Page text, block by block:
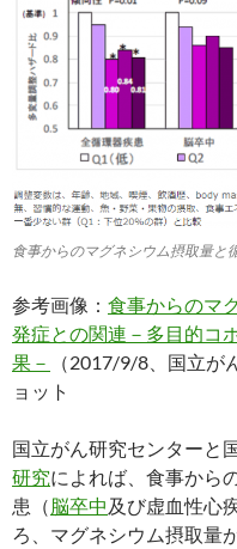
食事からのマグネシウム摂取量と
参考画像： 食事からのマ
発症との関連－多目的コ
果－
（2017/9/8、国立が
ョット
国立がん研究センターと
研究によれば、食事から
患（ 脳卒中 及び虚血性心
ろ、マグネシウム摂取量